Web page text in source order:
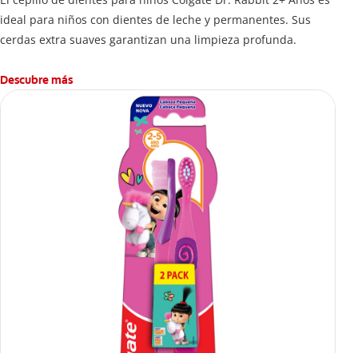
ideal para niños con dientes de leche y permanentes. Sus
cerdas extra suaves garantizan una limpieza profunda.
Descubre más